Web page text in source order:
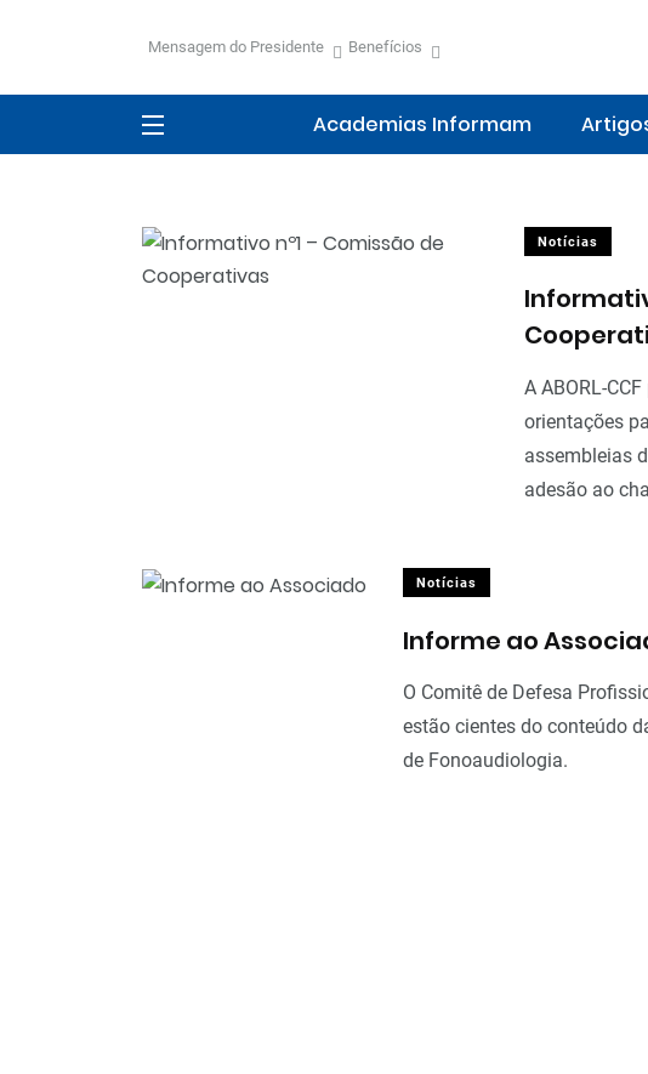
Mensagem do Presidente Benefícios
Academias Informam
Notícias
A ABORL-
orientações
assembleias
adesão ao
Notícias
Informe ao
O Comitê de Defesa
estão cientes do conteúdo
de Fonoaudiologia.